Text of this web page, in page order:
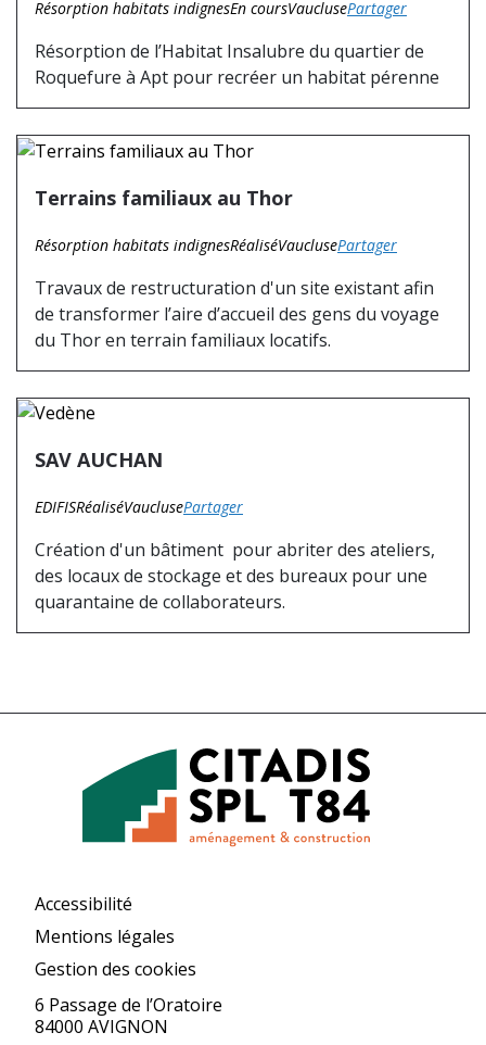
Résorption habitats indignesEn coursVauclusePartager
Résorption de l’Habitat Insalubre du quartier de
Roquefure à Apt pour recréer un habitat pérenne
Terrains familiaux au Thor
Résorption habitats indignesRéaliséVauclusePartager
Travaux de restructuration d'un site existant afin
de transformer l’aire d’accueil des gens du voyage
du Thor en terrain familiaux locatifs.
SAV AUCHAN
EDIFISRéaliséVauclusePartager
Création d'un bâtiment pour abriter des ateliers,
des locaux de stockage et des bureaux pour une
quarantaine de collaborateurs.
Accessibilité
Mentions légales
Gestion des cookies
6 Passage de l’Oratoire
84000 AVIGNON